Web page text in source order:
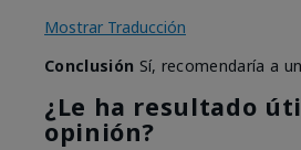
Mostrar Traducción
Conclusión Sí, recomendaría a
¿Le ha resultado
opinión?